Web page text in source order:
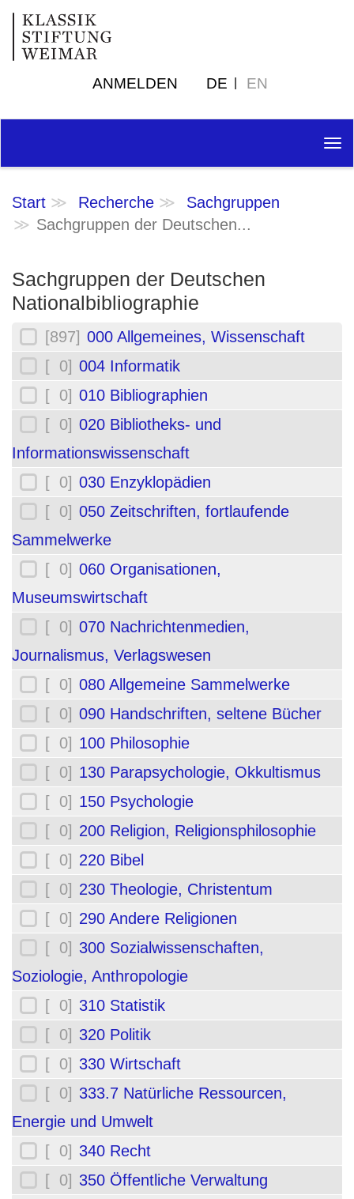
ANMELDEN DE EN
Start Recherche
Sachgruppen
Sachgruppen der Deutschen...
Sachgruppen der Deutschen
Nationalbibliographie
[897] 000 Allgemeines, Wissenschaft
[ 0] 004 Informatik
[ 0] 010 Bibliographien
[ 0] 020 Bibliotheks- und
Informationswissenschaft
[ 0] 030 Enzyklopädien
[ 0] 050 Zeitschriften, fortlaufende
Sammelwerke
[ 0] 060 Organisationen,
Museumswirtschaft
[ 0] 070 Nachrichtenmedien,
Journalismus, Verlagswesen
[ 0] 080 Allgemeine Sammelwerke
[ 0] 090 Handschriften, seltene Bücher
[ 0] 100 Philosophie
[ 0] 130 Parapsychologie, Okkultismus
[ 0] 150 Psychologie
[ 0] 200 Religion, Religionsphilosophie
[ 0] 220 Bibel
[ 0] 230 Theologie, Christentum
[ 0] 290 Andere Religionen
[ 0] 300 Sozialwissenschaften,
Soziologie, Anthropologie
[ 0] 310 Statistik
[ 0] 320 Politik
[ 0] 330 Wirtschaft
[ 0] 333.7 Natürliche Ressourcen,
Energie und Umwelt
[ 0] 340 Recht
[ 0] 350 Öffentliche Verwaltung